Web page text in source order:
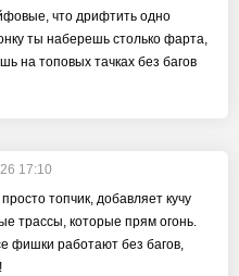
что дрифтить одно
ты наберешь столько фарта,
на топовых тачках без багов
17:10
топчик, добавляет кучу
трассы, которые прям огонь.
фишки работают без багов,